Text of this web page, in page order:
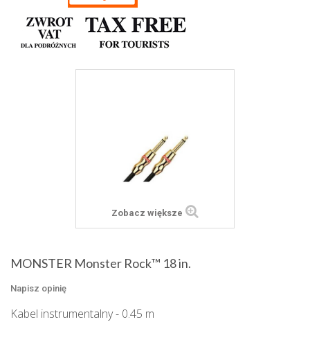
Zobacz większe
MONSTER Monster Rock™ 18 in.
Napisz opinię
Kabel instrumentalny - 0.45 m